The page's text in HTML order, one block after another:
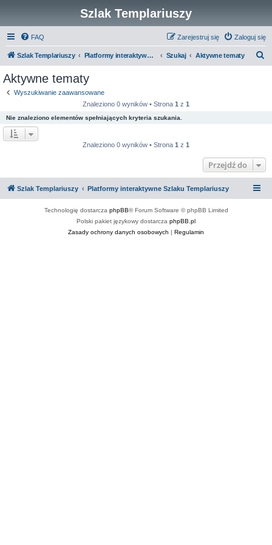
Szlak Templariuszy
FAQ Zaloguj się
Zarejestruj się
Szlak Templariuszy Platformy interaktywne Szlaku Templariuszy Szukaj Aktywne tematy
Aktywne tematy
Wyszukiwanie zaawansowane
Znaleziono 0 wyników • Strona 1 z 1
Nie znaleziono elementów spełniających kryteria szukania.
Znaleziono 0 wyników • Strona 1 z 1
Przejdź do
Szlak Templariuszy Platformy interaktywne Szlaku Templariuszy
Technologię dostarcza phpBB® Forum Software © phpBB Limited
Polski pakiet językowy dostarcza phpBB.pl
Zasady ochrony danych osobowych | Regulamin